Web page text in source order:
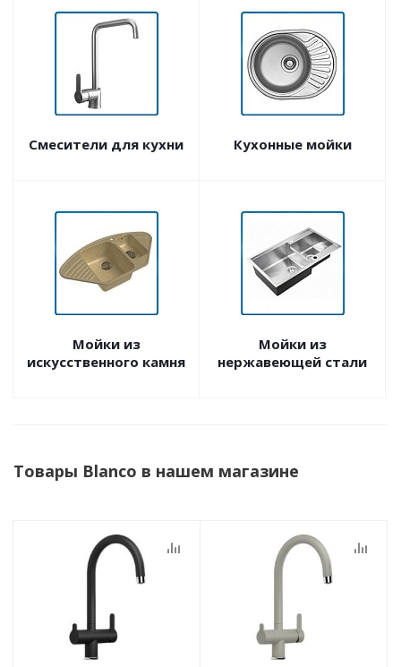
Смесители для кухни Кухонные мойки
Мойки из
искусственного камня
Мойки из
нержавеющей стали
Товары Blanco в нашем магазине